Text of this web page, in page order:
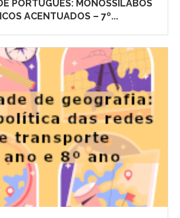
PORTUGUÊS: MONOSSÍLABOS
ACENTUADOS – 7º...